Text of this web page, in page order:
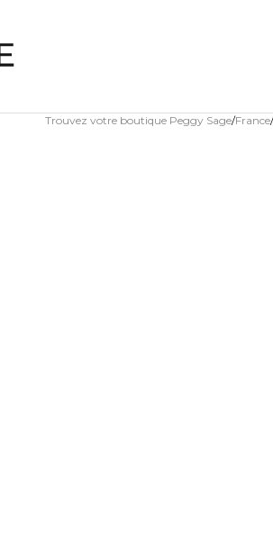
Trouvez votre boutique Peggy Sage France